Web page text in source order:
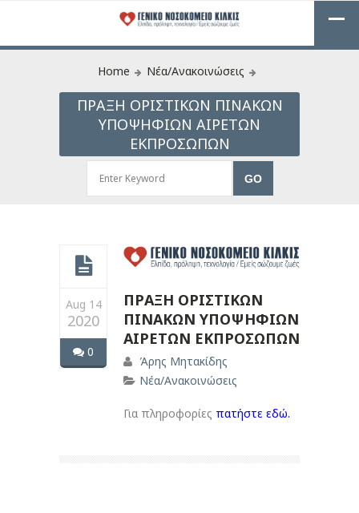
Home Νέα/Ανακοινώσεις
ΠΡΑΞΗ ΟΡΙΣΤΙΚΩΝ ΠΙΝΑΚΩΝ
ΥΠΟΨΗΦΙΩΝ ΑΙΡΕΤΩΝ
ΕΚΠΡΟΣΩΠΩΝ
Aug 14
2020
0
ΠΡΑΞΗ ΟΡΙΣΤΙΚΩΝ
ΠΙΝΑΚΩΝ ΥΠΟΨΗΦΙΩΝ
ΑΙΡΕΤΩΝ ΕΚΠΡΟΣΩΠΩΝ
Άρης Μητακίδης
Νέα/Ανακοινώσεις
Για πληροφορίες πατήστε εδώ.